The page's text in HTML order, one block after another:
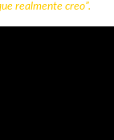
realmente creo”.